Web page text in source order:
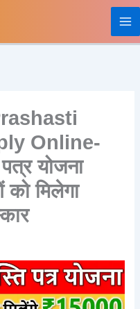
Online-
योजना
मिलेगा